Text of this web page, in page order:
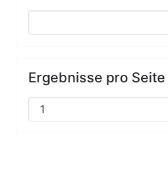
Ergebnisse pro Seite